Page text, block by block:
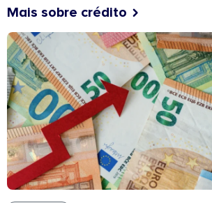
Mais sobre crédito